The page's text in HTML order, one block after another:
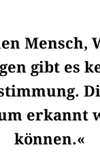
Mensch,
gibt es
erkannt
können.«